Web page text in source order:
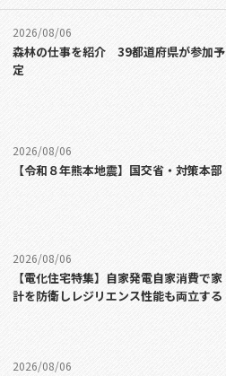
2026/08/06
森林の仕事を紹介 39都道府県が参加予
定
2026/08/06
【令和８年熊本地震】国交省・対策本部
2026/08/06
【電化住宅特集】自家発電自家消費で家
計を防衛しレジリエンス性能も両立する
2026/08/06